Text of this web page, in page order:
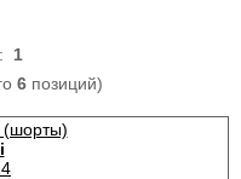
1
6позиций)
(шорты)